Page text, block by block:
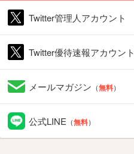
Twitter管理人アカウント
Twitter優待速報アカウント
メールマガジン （無料）
公式LINE （無料）